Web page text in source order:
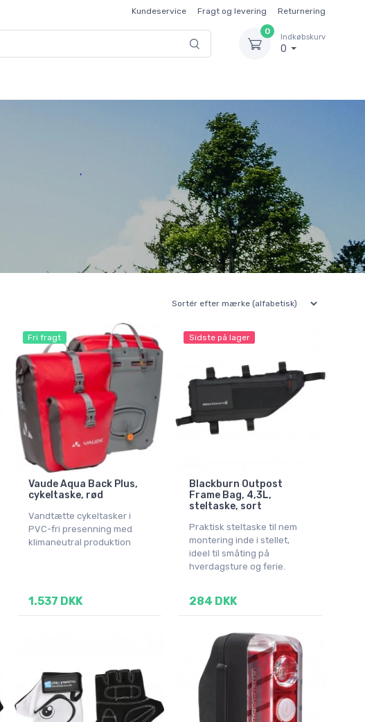
Kundeservice Fragt og levering Returnering
0
Indkøbskurv
0
Fri fragt
Vaude Aqua Back Plus,
cykeltaske, rød
Vandtætte cykeltasker i
PVC-fri presenning med
klimaneutral produktion
1.537 DKK
Sidste på lager
Blackburn Outpost
Frame Bag, 4,3L,
steltaske, sort
Praktisk steltaske til nem
montering inde i stellet,
ideel til småting på
hverdagsture og ferie.
284 DKK